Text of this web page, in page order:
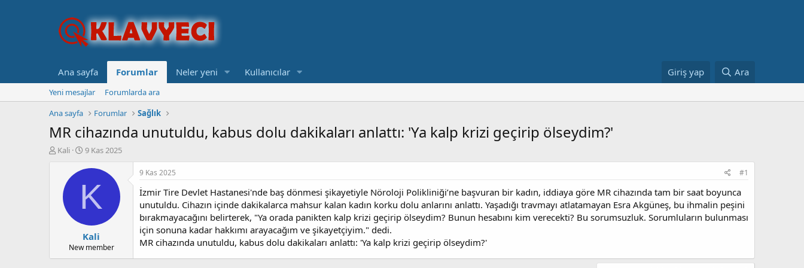
Ana sayfa Forumlar Neler yeni Kullanıcılar Giriş yap Ara
Yeni mesajlar
Forumlarda ara
Ana sayfa
Forumlar Sağlık
MR cihazında unutuldu, kabus dolu dakikaları anlattı: 'Ya kalp krizi geçirip ölseydim?'
K
l
Kali
B
ş
a
n
ı
ç
t
a
9 Kas 2025
K
Kali
New member
9 Kas 2025 #1
İzmir Tire Devlet Hastanesi'nde baş dönmesi şikayetiyle Nöroloji Polikliniği’ne başvuran bir kadın, iddiaya göre MR cihazında tam bir saat boyunca
unutuldu. Cihazın içinde dakikalarca mahsur kalan kadın korku dolu anlarını anlattı. Yaşadığı travmayı atlatamayan Esra Akgüneş, bu ihmalin peşini
bırakmayacağını belirterek, "Ya orada panikten kalp krizi geçirip ölseydim? Bunun hesabını kim verecekti? Bu sorumsuzluk. Sorumluların bulunması
için sonuna kadar hakkımı arayacağım ve şikayetçiyim." dedi.
MR cihazında unutuldu, kabus dolu dakikaları anlattı: 'Ya kalp krizi geçirip ölseydim?'